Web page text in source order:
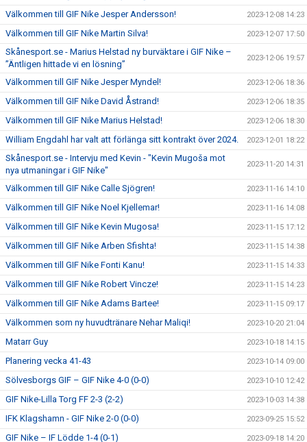
Välkommen till GIF Nike Jesper Andersson! 2023-12-08 14:23
Välkommen till GIF Nike Martin Silva! 2023-12-07 17:50
Skånesport.se - Marius Helstad ny burväktare i GIF Nike –
”Äntligen hittade vi en lösning”
2023-12-06 19:57
Välkommen till GIF Nike Jesper Myndel! 2023-12-06 18:36
Välkommen till GIF Nike David Åstrand! 2023-12-06 18:35
Välkommen till GIF Nike Marius Helstad! 2023-12-06 18:30
William Engdahl har valt att förlänga sitt kontrakt över 2024. 2023-12-01 18:22
Skånesport.se - Intervju med Kevin - "Kevin Mugoša mot
nya utmaningar i GIF Nike"
2023-11-20 14:31
Välkommen till GIF Nike Calle Sjögren! 2023-11-16 14:10
Välkommen till GIF Nike Noel Kjellemar! 2023-11-16 14:08
Välkommen till GIF Nike Kevin Mugosa! 2023-11-15 17:12
Välkommen till GIF Nike Arben Sfishta! 2023-11-15 14:38
Välkommen till GIF Nike Fonti Kanu! 2023-11-15 14:33
Välkommen till GIF Nike Robert Vincze! 2023-11-15 14:23
Välkommen till GIF Nike Adams Bartee! 2023-11-15 09:17
Välkommen som ny huvudtränare Nehar Maliqi! 2023-10-20 21:04
Matarr Guy 2023-10-18 14:15
Planering vecka 41-43 2023-10-14 09:00
Sölvesborgs GIF – GIF Nike 4-0 (0-0) 2023-10-10 12:42
GIF Nike-Lilla Torg FF 2-3 (2-2) 2023-10-03 14:38
IFK Klagshamn - GIF Nike 2-0 (0-0) 2023-09-25 15:52
GIF Nike – IF Lödde 1-4 (0-1) 2023-09-18 14:20